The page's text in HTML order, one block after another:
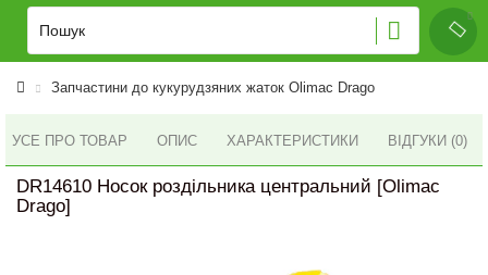
Запчастини до кукурудзяних жаток Olimac Drago
УСЕ ПРО ТОВАР ОПИС ХАРАКТЕРИСТИКИ ВІДГУКИ (0)
DR14610 Носок роздільника центральний [Olimac
Drago]